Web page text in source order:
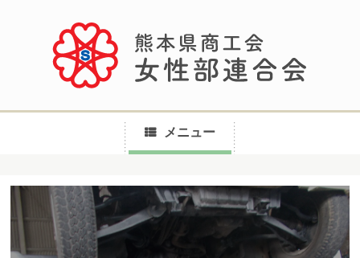
メニュー
コ
ン